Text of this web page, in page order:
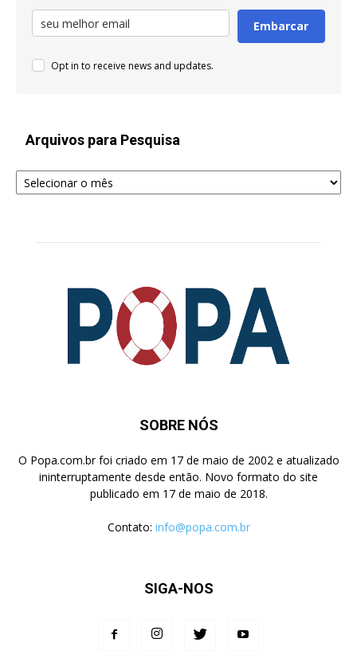
Embarcar
Opt in to receive news and updates.
Arquivos para Pesquisa
Arquivos
para
SOBRE NÓS
O Popa.com.br foi criado em 17 de maio de 2002 e atualizado
ininterruptamente desde então. Novo formato do site
publicado em 17 de maio de 2018.
Contato: info@popa.com.br
SIGA-NOS